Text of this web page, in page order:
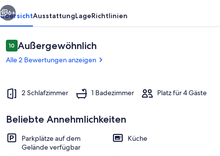
Speisen im Freien
Weiter
6+
ÜbersichtAusstattungLageRichtlinien
Bewertungen
1010 von 10.
Außergewöhnlich
Alle 2 Bewertungen anzeigen
2 Schlafzimmer 1 Badezimmer Platz für 4 Gäste
Beliebte Annehmlichkeiten
Parkplätze auf dem
Gelände verfügbar
Küche